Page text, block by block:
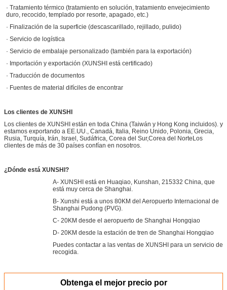
· Tratamiento térmico (tratamiento en solución, tratamiento envejecimiento
duro, recocido, templado por resorte, apagado, etc.)
· Finalización de la superficie (descascarillado, rejillado, pulido)
· Servicio de logística
· Servicio de embalaje personalizado (también para la exportación)
· Importación y exportación (XUNSHI está certificado)
· Traducción de documentos
· Fuentes de material difíciles de encontrar
Los clientes de XUNSHI
Los clientes de XUNSHI están en toda China (Taiwán y Hong Kong incluidos). y
estamos exportando a EE.UU., Canadá, Italia, Reino Unido, Polonia, Grecia,
Rusia, Turquía, Irán, Israel, Sudáfrica, Corea del Sur,Corea del NorteLos
clientes de más de 30 países confían en nosotros.
¿Dónde está XUNSHI?
A- XUNSHI está en Huaqiao, Kunshan, 215332 China, que
está muy cerca de Shanghai.
B- Xunshi está a unos 80KM del Aeropuerto Internacional de
Shanghai Pudong (PVG).
C- 20KM desde el aeropuerto de Shanghai Hongqiao
D- 20KM desde la estación de tren de Shanghai Hongqiao
Puedes contactar a las ventas de XUNSHI para un servicio de
recogida.
Obtenga el mejor precio por